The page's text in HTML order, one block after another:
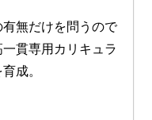
無だけを問うので
貫専用カリキュラ
成。